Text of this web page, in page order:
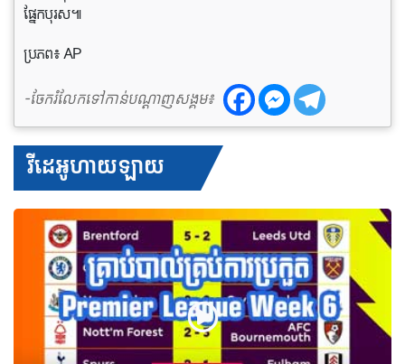
ផ្នែកបុរស៕
ប្រភព៖ AP
-ចែករំលែកទៅកាន់បណ្តាញសង្គម៖
វីដេអូហាយឡាយ